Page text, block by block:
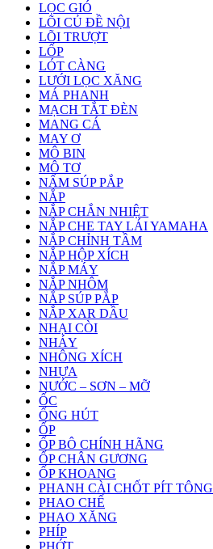
LỌC GIÓ
LÕI CỦ ĐỀ NỘI
LÕI TRƯỢT
LỐP
LÓT CÀNG
LƯỚI LỌC XĂNG
MÁ PHANH
MẠCH TẮT ĐÈN
MANG CÁ
MAY Ơ
MÔ BIN
MÔ TƠ
NẤM SÚP PẮP
NẮP
NẮP CHẮN NHIỆT
NẮP CHE TAY LÁI YAMAHA
NẮP CHỈNH TẦM
NẮP HỘP XÍCH
NẮP MÁY
NẮP NHÔM
NẮP SÚP PẮP
NẮP XAR DẦU
NHẠI CÒI
NHÁY
NHÔNG XÍCH
NHỰA
NƯỚC – SƠN – MỠ
ỐC
ỐNG HÚT
ỐP
ỐP BÔ CHÍNH HÃNG
ỐP CHÂN GƯƠNG
ỐP KHOANG
PHANH CÀI CHỐT PÍT TÔNG
PHAO CHẾ
PHAO XĂNG
PHÍP
PHỚT